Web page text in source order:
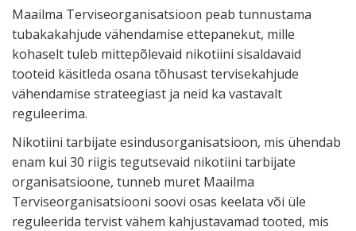
Maailma Terviseorganisatsioon peab tunnustama
tubakakahjude vähendamise ettepanekut, mille
kohaselt tuleb mittepõlevaid nikotiini sisaldavaid
tooteid käsitleda osana tõhusast tervisekahjude
vähendamise strateegiast ja neid ka vastavalt
reguleerima.
Nikotiini tarbijate esindusorganisatsioon, mis ühendab
enam kui 30 riigis tegutsevaid nikotiini tarbijate
organisatsioone, tunneb muret Maailma
Terviseorganisatsiooni soovi osas keelata või üle
reguleerida tervist vähem kahjustavamad tooted, mis